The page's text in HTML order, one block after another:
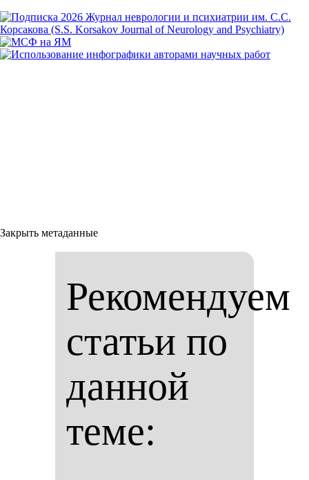
Закрыть метаданные
Рекомендуем
статьи по
данной
теме: